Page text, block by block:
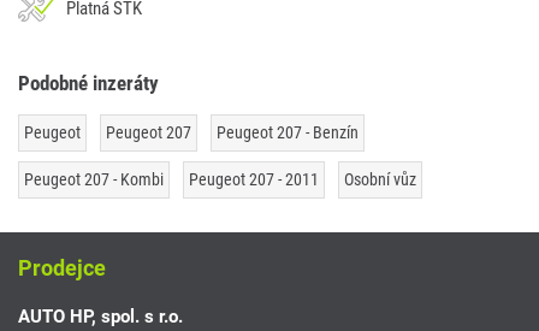
Platná STK
Podobné inzeráty
Peugeot Peugeot 207 Peugeot 207 - Benzín
Peugeot 207 - Kombi Peugeot 207 - 2011 Osobní vůz
Prodejce
AUTO HP, spol. s r.o.